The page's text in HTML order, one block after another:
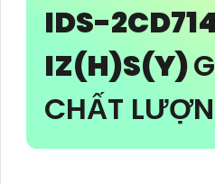
IDS-
IZ(H)S(Y)
CHẤT